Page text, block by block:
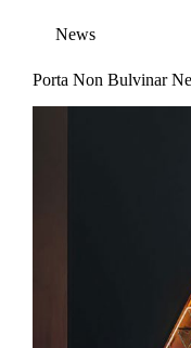
News
Porta Non Bulvinar